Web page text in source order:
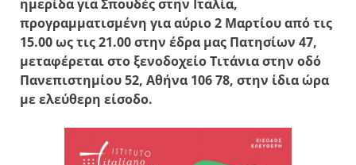
ημερίδα για Σπουδές στην Ιταλία,
προγραμματισμένη για αύριο 2 Μαρτίου από τις
15.00 ως τις 21.00 στην έδρα μας Πατησίων 47,
μεταφέρεται στο ξενοδοχείο Τιτάνια στην οδό
Πανεπιστημίου 52, Αθήνα 106 78, στην ίδια ώρα
με ελεύθερη είσοδο.